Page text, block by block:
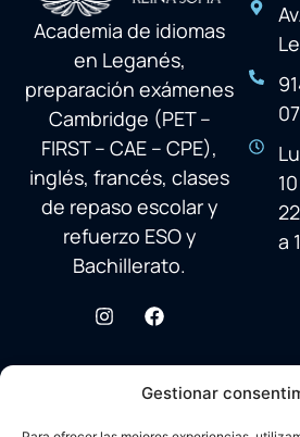
Gestionar
Academia de idiomas
en Leganés,
preparación exámenes
Cambridge (PET –
FIRST – CAE – CPE),
inglés, francés, clases
de repaso escolar y
refuerzo ESO y
Bachillerato.
a